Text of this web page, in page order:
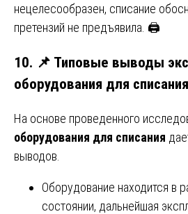
нецелесообразен, списание
претензий не предъявила. 🖨️
10. 📌 Типовые выводы
оборудования для списания
На основе проведенного
оборудования для списания
выводов.
Оборудование находится в
состоянии, дальнейшая